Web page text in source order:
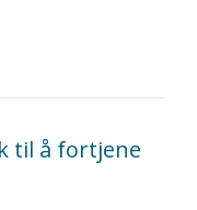
til å fortjene